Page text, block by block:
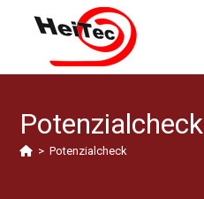
Potenzialcheck
> Potenzialcheck